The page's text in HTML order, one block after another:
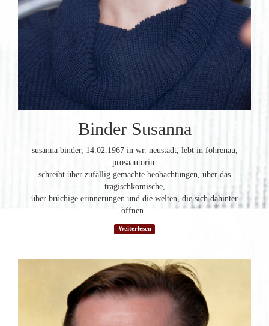
Binder Susanna
susanna binder, 14.02.1967 in wr. neustadt, lebt in föhrenau,
prosaautorin.
schreibt über zufällig gemachte beobachtungen, über das
tragischkomische,
über brüchige erinnerungen und die welten, die sich dahinter
öffnen.
Weiterlesen